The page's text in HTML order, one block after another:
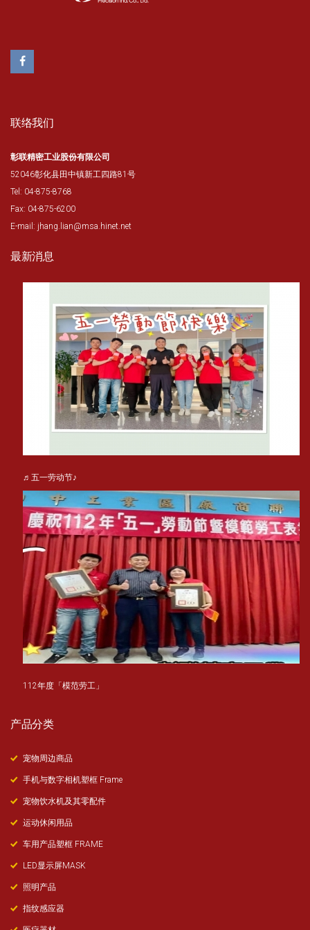
联络我们
彰联精密工业股份有限公司
52046彰化县田中镇新工四路81号
Tel: 04-875-8768
Fax: 04-875-6200
E-mail: jhang.lian@msa.hinet.net
最新消息
♬五一劳动节♪
112年度「模范劳工」
产品分类
宠物周边商品
手机与数字相机塑框 Frame
宠物饮水机及其零配件
运动休闲用品
车用产品塑框 FRAME
LED显示屏MASK
照明产品
指纹感应器